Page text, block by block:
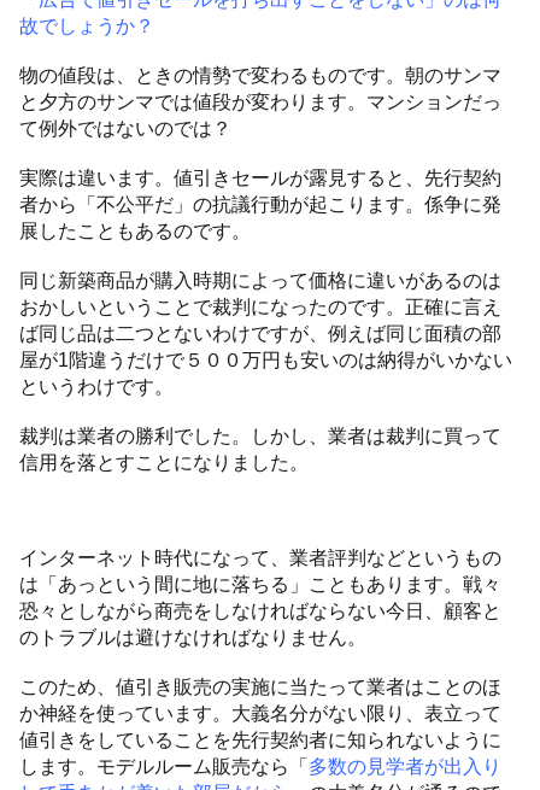
故でしょうか？
物の値段は、ときの情勢で変わるものです。朝のサンマ
と夕方のサンマでは値段が変わります。マンションだっ
て例外ではないのでは？
実際は違います。値引きセールが露見すると、先行契約
者から「不公平だ」の抗議行動が起こります。係争に発
展したこともあるのです。
同じ新築商品が購入時期によって価格に違いがあるのは
おかしいということで裁判になったのです。正確に言え
ば同じ品は二つとないわけですが、例えば同じ面積の部
屋が1階違うだけで５００万円も安いのは納得がいかない
というわけです。
裁判は業者の勝利でした。しかし、業者は裁判に買って
信用を落とすことになりました。
インターネット時代になって、業者評判などというもの
は「あっという間に地に落ちる」こともあります。戦々
恐々としながら商売をしなければならない今日、顧客と
のトラブルは避けなければなりません。
このため、値引き販売の実施に当たって業者はことのほ
か神経を使っています。大義名分がない限り、表立って
値引きをしていることを先行契約者に知られないように
します。モデルルーム販売なら「多数の見学者が出入り